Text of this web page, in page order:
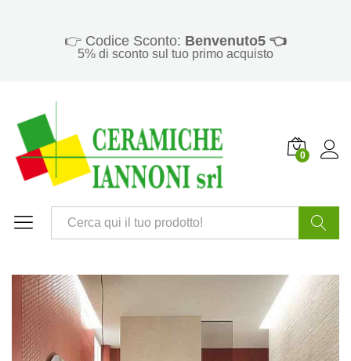
👉 Codice Sconto: Benvenuto5 👈
5% di sconto sul tuo primo acquisto
0